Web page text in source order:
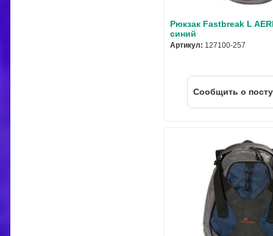
Рюкзак Fastbreak L
синий
Артикул: 127100-257
Cообщить о